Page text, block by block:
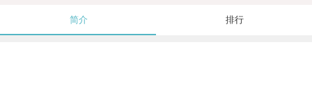
简介 排行